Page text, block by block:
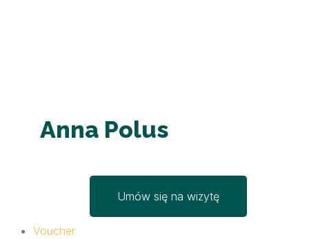
Anna Polus
Umów się na wizytę
Voucher